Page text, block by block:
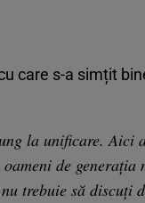
care s-a simțit
la unificare. Aici
de generația
trebuie să